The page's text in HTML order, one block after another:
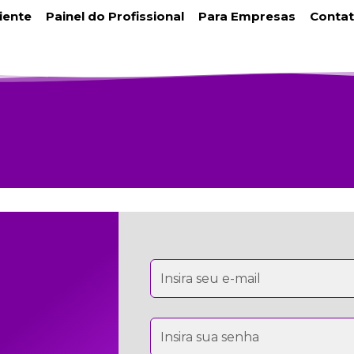
Painel do Profissional Para Empresas